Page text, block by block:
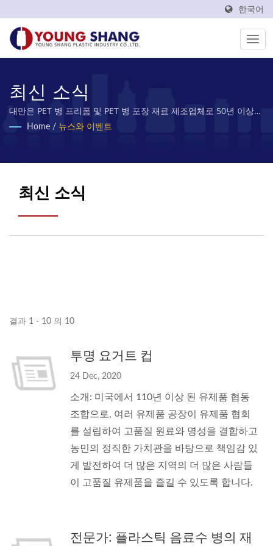
한국어
최신 소식
대만은 PET 병 프리폼 및 PET 병 포장 재료 제조업체로 50년 이상의
경험을 보유하고 있습니다.
Home / 뉴스와 이벤트
최신 소식
결과 1 - 10 의 10
투명 요거트 컵
24 Dec, 2020
소개: 미국에서 110년 이상 된 유제품 협동
조합으로, 여러 유제품 공장이 유제품 협회
를 설립하여 고품질 원료와 명성을 결합하고
농민의 정직한 가치관을 바탕으로 책임감 있
게 발전하여 더 많은 지역의 더 많은 사람들
이 고품질 유제품을 즐길 수 있도록 합니다.
전문가: 플라스틱 음료수 병의 재